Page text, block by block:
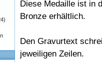
Diese Medaille ist in
Bronze erhältlich.
Den Gravurtext
jeweiligen Zeilen.